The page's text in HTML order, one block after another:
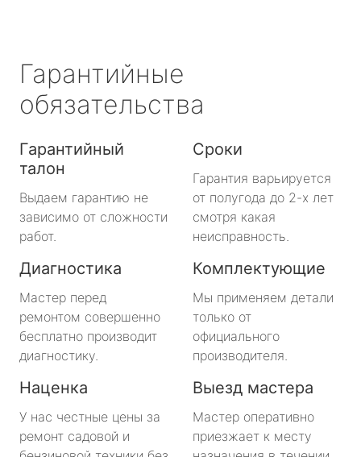
Гарантийные
обязательства
Гарантийный
талон
Выдаем гарантию не
зависимо от сложности
работ.
Сроки
Гарантия варьируется
от полугода до 2-х лет
смотря какая
неисправность.
Диагностика
Мастер перед
ремонтом совершенно
бесплатно производит
диагностику.
Комплектующие
Мы применяем детали
только от
официального
производителя.
Наценка
У нас честные цены за
ремонт садовой и
Выезд мастера
Мастер оперативно
приезжает к месту